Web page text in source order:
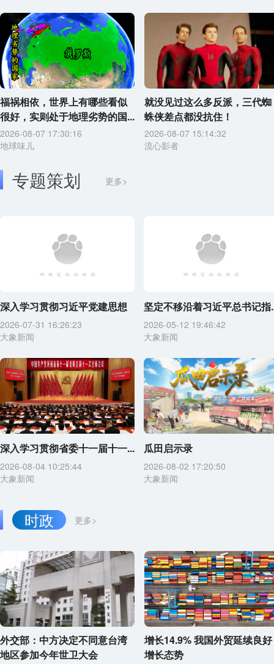
福祸相依，世界上有哪些看似
很好，实则处于地理劣势的国...
2026-08-07 17:30:16
地球味儿
就没见过这么多反派，三代蜘
蛛侠差点都没抗住！
2026-08-07 15:14:32
流心影者
专题策划 更多>
深入学习贯彻习近平党建思想
2026-07-31 16:26:23
大象新闻
坚定不移沿着习近平总书记指
2026-05-12 19:46:42
大象新闻
深入学习贯彻省委十一届十一...
2026-08-04 10:25:44
大象新闻
瓜田启示录
2026-08-02 17:20:50
大象新闻
更多>
时政
外交部：中方决定不同意台湾
地区参加今年世卫大会
增长14.9% 我国外贸延续良好
增长态势